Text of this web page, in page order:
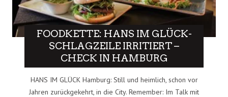
FOODKETTE: HANS IM GLÜCK-
SCHLAGZEILE IRRITIERT –
CHECK IN HAMBURG
HANS IM GLÜCK Hamburg: Still und heimlich, schon vor
Jahren zurückgekehrt, in die City. Remember: Im Talk mit